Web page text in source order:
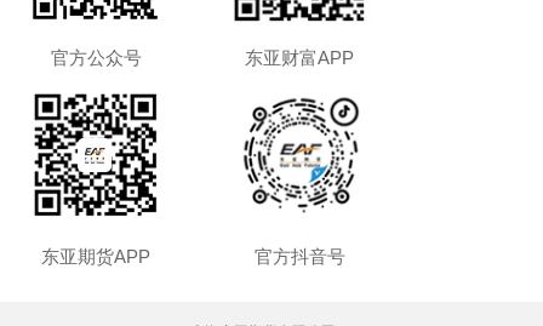
官方公众号 东亚财富APP
东亚期货APP 官方抖音号